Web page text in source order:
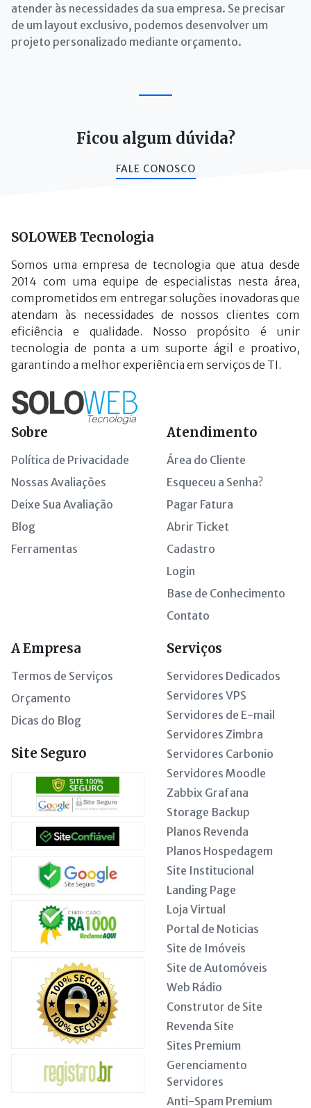
atender às necessidades da sua empresa. Se precisar
de um layout exclusivo, podemos desenvolver um
projeto personalizado mediante orçamento.
Ficou algum dúvida?
FALE CONOSCO
SOLOWEB Tecnologia
Somos uma empresa de tecnologia que atua desde
2014 com uma equipe de especialistas nesta área,
comprometidos em entregar soluções inovadoras que
atendam às necessidades de nossos clientes com
eficiência e qualidade. Nosso propósito é unir
tecnologia de ponta a um suporte ágil e proativo,
garantindo a melhor experiência em serviços de TI.
Sobre
Política de Privacidade
Nossas Avaliações
Deixe Sua Avaliação
Blog
Ferramentas
Atendimento
Área do Cliente
Esqueceu a Senha?
Pagar Fatura
Abrir Ticket
Cadastro
Login
Base de Conhecimento
Contato
A Empresa
Termos de Serviços
Orçamento
Dicas do Blog
Site Seguro
Serviços
Servidores Dedicados
Servidores VPS
Servidores de E-mail
Servidores Zimbra
Servidores Carbonio
Servidores Moodle
Zabbix Grafana
Storage Backup
Planos Revenda
Planos Hospedagem
Site Institucional
Landing Page
Loja Virtual
Portal de Noticias
Site de Imóveis
Site de Automóveis
Web Rádio
Construtor de Site
Revenda Site
Sites Premium
Gerenciamento
Servidores
Anti-Spam Premium